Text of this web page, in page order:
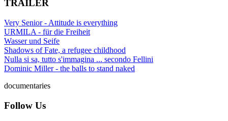
TRAILER
Very Senior - Attitude is everything
URMILA - für die Freiheit
Wasser und Seife
Shadows of Fate, a refugee childhood
Nulla si sa, tutto s'immagina ... secondo Fellini
Dominic Miller - the balls to stand naked
documentaries
Follow Us